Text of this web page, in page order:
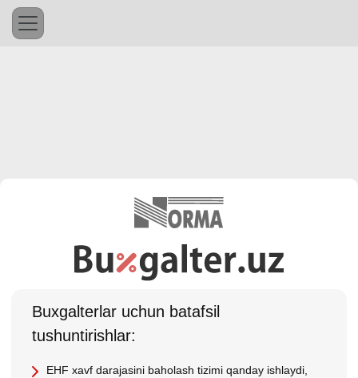
Buхgalterlar uchun batafsil
tushuntirishlar:
EHF хavf darajasini baholash tizimi qanday ishlaydi,